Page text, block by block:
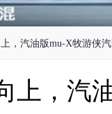
，汽油版mu-X牧游侠
上，汽